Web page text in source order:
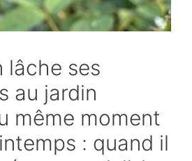
lâche ses
au jardin
même moment
: quand il